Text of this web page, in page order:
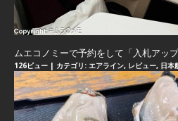
ムエコノミーで予約をして「入札アッ
126ビュー | カテゴリ: エアライン, レビュー, 日本